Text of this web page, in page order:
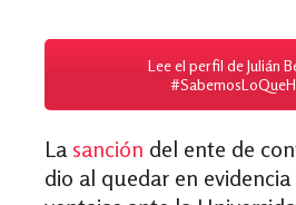
Lee el perfil de Julián
La sanción del ente de
dio al quedar en